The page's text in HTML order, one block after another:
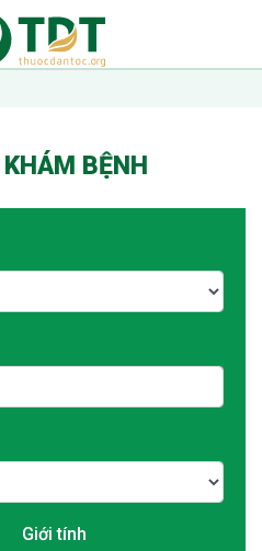
BỆNH
Giới tính